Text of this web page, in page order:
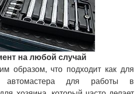
на любой случай
образом, что подходит как для
автомастера для работы в